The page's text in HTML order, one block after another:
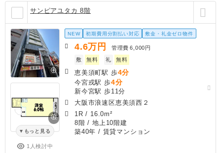
サンピアユタカ 8階
もっと見る
1人検討中
NEW 初期費用分割払い対応 敷金・礼金ゼロ物件
4.6万円 管理費 6,000円
敷
無料 礼 無料
恵美須町駅 歩4分
今宮戎駅 歩4分
新今宮駅 歩11分
大阪市浪速区恵美須西２
1R / 16.0m²
8階 / 地上10階建
築40年 / 賃貸マンション